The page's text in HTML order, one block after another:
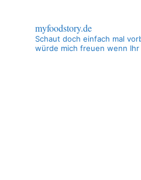
myfoodstory.de
Schaut doch einfach mal
würde mich freuen wenn